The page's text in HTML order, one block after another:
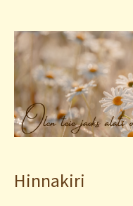
Hinnakiri